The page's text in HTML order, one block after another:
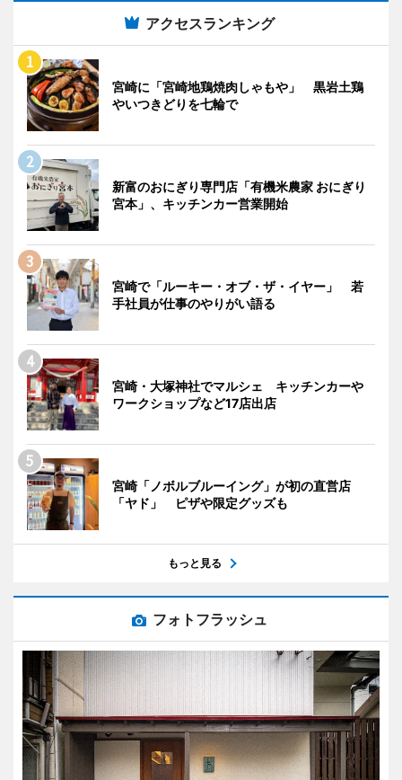
アクセスランキング
宮崎に「宮崎地鶏焼肉しゃもや」 黒岩土鶏
やいつきどりを七輪で
新富のおにぎり専門店「有機米農家 おにぎり
宮本」、キッチンカー営業開始
宮崎で「ルーキー・オブ・ザ・イヤー」 若
手社員が仕事のやりがい語る
宮崎・大塚神社でマルシェ キッチンカーや
ワークショップなど17店出店
宮崎「ノボルブルーイング」が初の直営店
「ヤド」 ピザや限定グッズも
もっと見る
フォトフラッシュ